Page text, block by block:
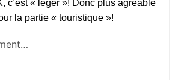
c’est « léger »! Donc plus agréable
la partie « touristique »!